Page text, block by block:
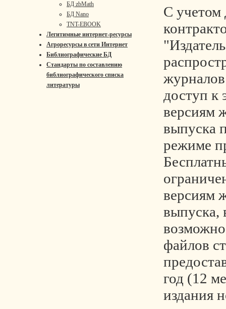
БД zbMath
БД Nano
TNT-EBOOK
Легитимные интернет-ресурсы
Агроресурсы в сети Интернет
Библиографические БД
Стандарты по составлению
библиографического списка
литературы
С
доступ к
версиям
выпуска
режиме
версиям
выпуска,
файлов
год (12
издания